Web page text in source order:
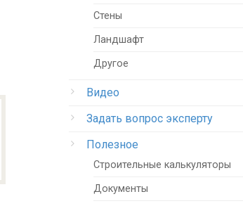
Стены
Ландшафт
Другое
Видео
Задать вопрос эксперту
Полезное
Строительные калькуляторы
Документы